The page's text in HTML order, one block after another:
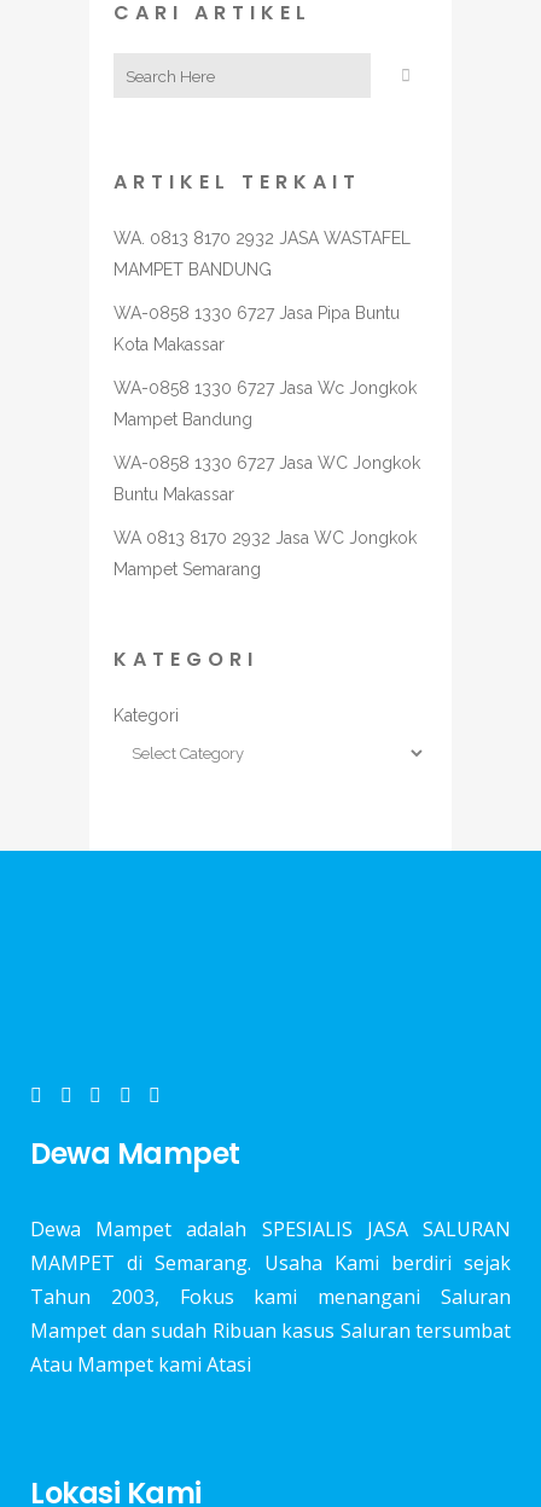
CARI ARTIKEL
ARTIKEL TERKAIT
WA. 0813 8170 2932 JASA WASTAFEL
MAMPET BANDUNG
WA-0858 1330 6727 Jasa Pipa Buntu
Kota Makassar
WA-0858 1330 6727 Jasa Wc Jongkok
Mampet Bandung
WA-0858 1330 6727 Jasa WC Jongkok
Buntu Makassar
WA 0813 8170 2932 Jasa WC Jongkok
Mampet Semarang
KATEGORI
Kategori
Dewa Mampet
Dewa Mampet adalah SPESIALIS JASA SALURAN
MAMPET di Semarang. Usaha Kami berdiri sejak
Tahun 2003, Fokus kami menangani Saluran
Mampet dan sudah Ribuan kasus Saluran tersumbat
Atau Mampet kami Atasi
Lokasi Kami